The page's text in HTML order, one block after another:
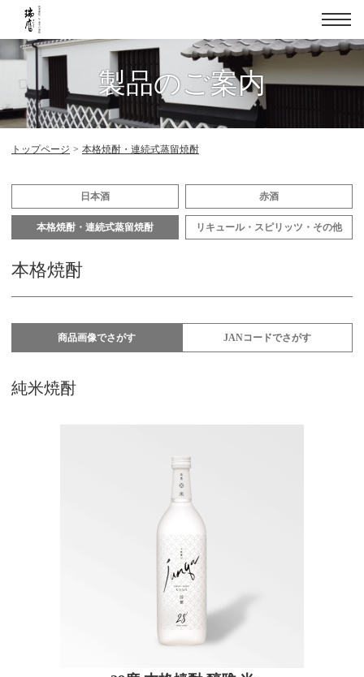
メ
製品のご案内
トップページ 本格焼酎・連続式蒸留焼酎
日本酒 赤酒
本格焼酎・連続式蒸留焼酎 リキュール・スピリッツ・その他
本格焼酎
商品画像でさがす JANコードでさがす
純米焼酎